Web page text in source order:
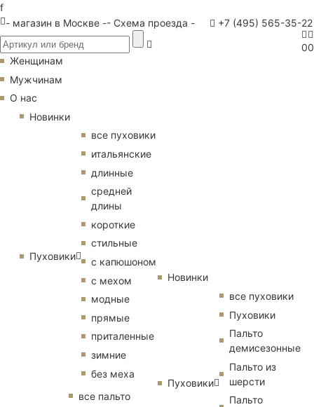
f
- магазин в Москве -- Схема проезда - +7 (495) 565-35-22
00
Женщинам
Мужчинам
О нас
Новинки
Пуховики
все пуховики
итальянские
длинные
средней
длины
короткие
стильные
с капюшоном
с мехом
модные
прямые
приталенные
зимние
без меха
все пальто
Новинки
Пуховики
все пуховики
Пуховики
Пальто
демисезонные
Пальто из
шерсти
Пальто